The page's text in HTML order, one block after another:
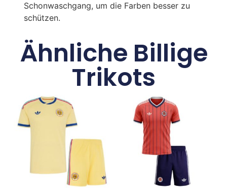
Schonwaschgang, um die Farben besser zu
schützen.
Ähnliche Billige
Trikots